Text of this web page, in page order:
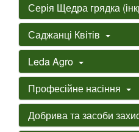
Серія Щедра грядка
Саджанці Квітів
Leda Agro
Професійне насіння
Добрива та засоби